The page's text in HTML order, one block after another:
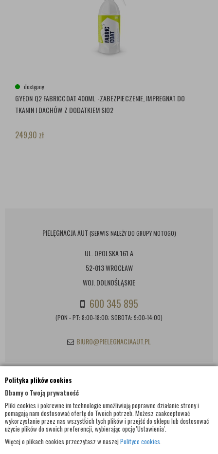
Polityka plików cookies
Dbamy o Twoją prywatność
Pliki cookies i pokrewne im technologie umożliwiają poprawne działanie strony i
pomagają nam dostosować ofertę do Twoich potrzeb. Możesz zaakceptować
wykorzystanie przez nas wszystkich tych plików i przejść do sklepu lub dostosować
użycie plików do swoich preferencji, wybierając opcję 'Ustawienia'.
Więcej o plikach cookies przeczytasz w naszej Polityce cookies.
dostępny
GYEON Q2 FABRICCOAT 400ML -ZABEZPIECZENIE, IMPREGNAT DO
TKANIN I DACHÓW Z DODATKIEM SIO2
249,90 zł
PIELĘGNACJA AUT (SERWIS NALEŻY DO GRUPY MOTOGO)
UL. OPOLSKA 161 A
52-013 WROCŁAW
WOJ. DOLNOŚLĄSKIE
600 345 895
(PON - PT: 8:00-18:00; SOBOTA: 9:00-14:00)
BIURO@PIELEGNACJAAUT.PL
INFORMACJE KONTAKTOWE